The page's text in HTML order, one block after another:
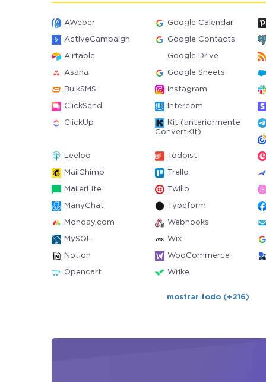
AWeber Google Calendar
ActiveCampaign Google Contacts
Airtable Google Drive
Asana Google Sheets
BulkSMS Instagram
ClickSend Intercom
ClickUp
Kit (anteriormente
ConvertKit)
Leeloo Todoist
MailChimp Trello
MailerLite Twilio
ManyChat Typeform
Monday.com Webhooks
MySQL Wix
Notion WooCommerce
Opencart Wrike
mostrar todo (+216)